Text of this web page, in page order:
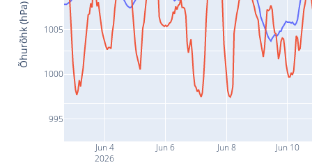
Jun 4
2026
Jun 6 Jun 8 Jun 10
995
1000
1005
Õhurõhk (hPa)